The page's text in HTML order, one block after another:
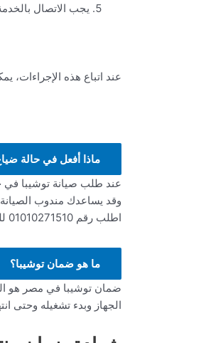
يجب الاتصال بالخدمة
عند اتباع هذه الإجراءات،
ماذا أفعل في حالة
عند طلب صيانة توشيبا في
وقد يساعدك مندوب
اطلب رقم 01010271510 للحصول على المعلومات الكافية للحصول على خدمة الصيانة في حالة فقد شهادة الضمان.
ما هو ضمان توشيبا؟
ضمان توشيبا في مصر هو
الجهاز وبدء تشغيله وحتى